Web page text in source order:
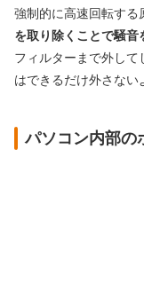
強制的に高速回転する
を取り除くことで騒音
フィルターまで外して
はできるだけ外さない
パソコン内部の